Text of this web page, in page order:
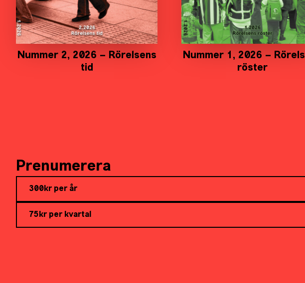
Nummer 2, 2026 – Rörelsens
tid
Nummer 1, 2026 –
röster
Prenumerera
300kr per år
75kr per kvartal